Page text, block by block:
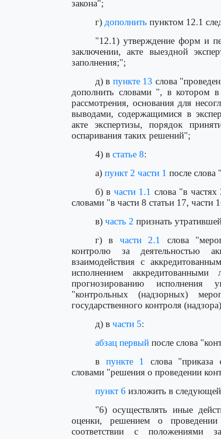
закона";
г) дополнить пунктом 12.1
"12.1) утверждение форм и
заключении, акте выездной
заполнения;";
д) в пункте 13 слова
дополнить словами ", в котором
рассмотрения, основания для
выводами, содержащимися в
акте экспертизы, порядок
оспаривания таких решений";
4) в статье 8:
а) пункт 2 части 1 после
б) в части 1.1 слова "в
словами "в части 8 статьи 17, части
в) часть 2 признать
г) в части 2.1
слова
контролю за деятельностью
взаимодействия с
исполнением
прогнозированию исполнения
"контрольных (надзорных)
государственного контроля
д) в части 5:
абзац первый после слова
в пункте 1
слова "приказа
словами "решения о проведении
пункт 6 изложить в
"6) осуществлять иные
оценки, решением о
соответствии с положениями